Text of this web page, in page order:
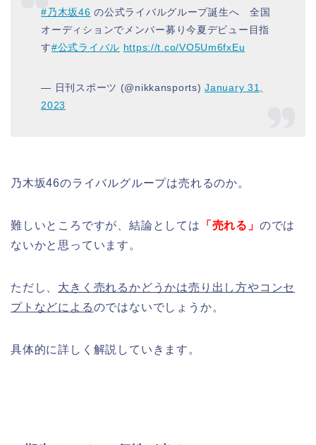
#乃木坂46 の公式ライバルグループ誕生へ 全国
オーディションでメンバー募り今夏デビュー目指
す#公式ライバル https://t.co/VO5Um6fxEu
— 日刊スポーツ (@nikkansports)January 31,
2023
乃木坂46のライバルグループは売れるのか。
難しいところですが、結論としては 「売れる」 のでは
ないかと思っています。
ただし、 大きく売れるかどうかは売り出し方やコンセ
プトなどによるのではないでしょうか。
具体的に詳しく解説していきます。